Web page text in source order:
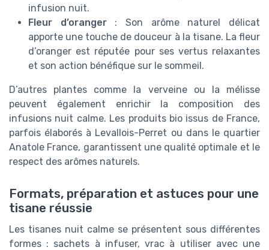
infusion nuit.
Fleur d’oranger: Son arôme naturel délicat
apporte une touche de douceur à la tisane. La fleur
d’oranger est réputée pour ses vertus relaxantes
et son action bénéfique sur le sommeil.
D’autres plantes comme la verveine ou la mélisse
peuvent également enrichir la composition des
infusions nuit calme. Les produits bio issus de France,
parfois élaborés à Levallois-Perret ou dans le quartier
Anatole France, garantissent une qualité optimale et le
respect des arômes naturels.
Formats, préparation et astuces pour une
tisane réussie
Les tisanes nuit calme se présentent sous différentes
formes : sachets à infuser, vrac à utiliser avec une